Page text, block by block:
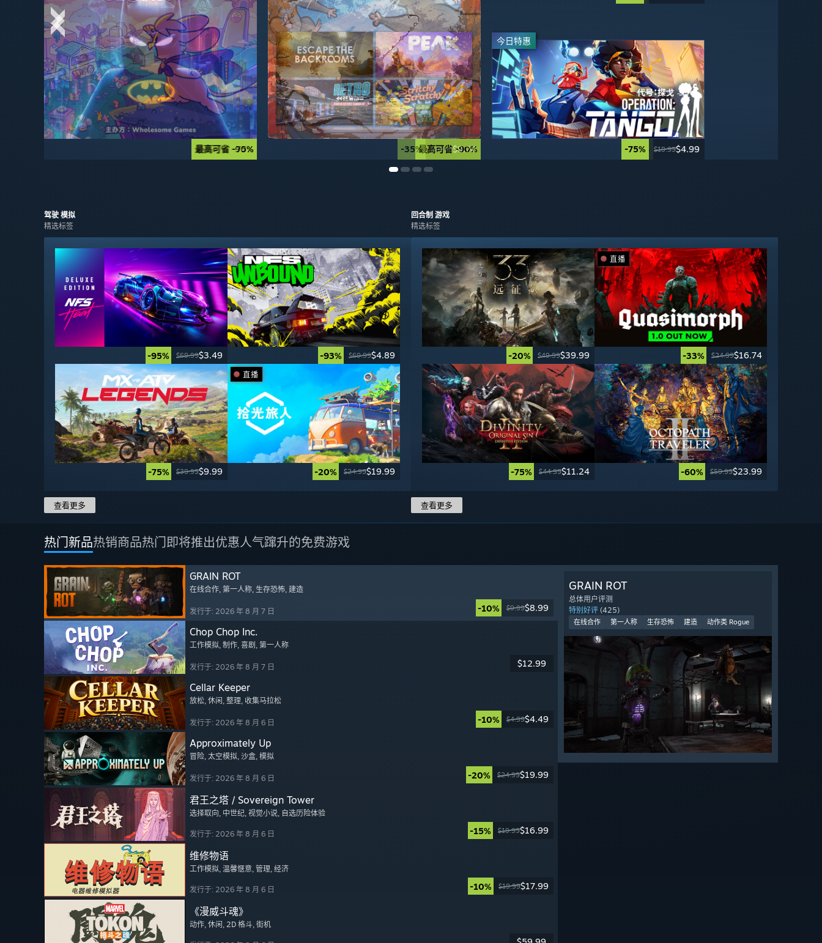
最高可省 -90% 最高可省 -90%
今日特惠
-75% $19.99$4.99
最高可省 -75% -35% $14.99$9.74
今日特惠
-25% $4.99$3.74
今日特惠
-30% $5.99$4.19 -95% $49.99$2.49
直播
-50% $7.99 $3.99
-20% $39.99$31.99 -30% $49.99$34.99 -95% $59.99 $2.99
驾驶 模拟
精选标签
-95% $69.99$3.49 -93% $69.99$4.89
-75% $39.99$9.99 -20% $24.99$19.99
直播
查看更多
回合制 游戏
精选标签
-20% $49.99$39.99 -33% $24.99$16.74
直播
-75% $44.99$11.24 -60% $59.99$23.99
查看更多
热门新品热销商品热门即将推出优惠人气蹿升的免费游戏
GRAIN ROT
在线合作, 第一人称, 生存恐怖, 建造
发行于: 2026 年 8 月 7 日 -10% $9.99$8.99
Chop Chop Inc.
工作模拟, 制作, 喜剧 , 第一人称
发行于: 2026 年 8 月 7 日 $12.99
Cellar Keeper
放松, 休闲 , 整理, 收集马拉松
发行于: 2026 年 8 月 6 日 -10% $4.99$4.49
Approximately Up
冒险, 太空模拟, 沙盒, 模拟
发行于: 2026 年 8 月 6 日 -20% $24.99$19.99
君王之塔 / Sovereign Tower
选择取向, 中世纪, 视觉小说, 自选历险体验
发行于: 2026 年 8 月 6 日 -15% $19.99$16.99
维修物语
工作模拟, 温馨惬意, 管理, 经济
发行于: 2026 年 8 月 6 日 -10% $19.99$17.99
《漫威斗魂》
动作, 休闲 , 2D 格斗, 街机
GRAIN ROT
总体用户评测
特别好评 (425)
在线合作 第一人称 生存恐怖 建造 动作类 Rogue